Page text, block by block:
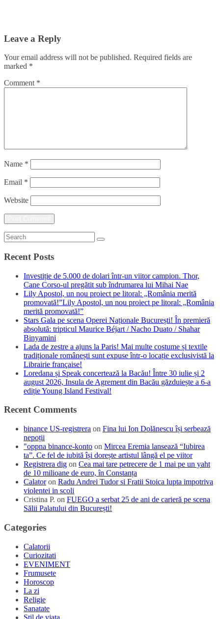
Leave a Reply
Your email address will not be published. Required fields are
marked *
Comment *
Name *
Email *
Website
Recent Posts
Investiție de 5.000 de dolari într-un viitor campion. Thor,
Cane Corso-ul pregătit sub îndrumarea lui Mihai Nae
Lily Apostol, un nou proiect pe litoral: „România merită
promovată!”Lily Apostol, un nou proiect pe litoral: „România
merită promovată!”
Stars Gala pe scena Operei Naționale București! În premieră
absolută: tripticul Maurice Béjart / Nacho Duato / Shahar
Binyamini
Lada de zestre a ajuns la Paris! Mai multe costume și textile
tradiționale românești sunt expuse într-o locație exclusivistă la
Librairie française!
Loredana și Speak concertează la Bacău! Între 30 iulie și 2
august 2026, Insula de Agrement din Bacău găzduiește a 6-a
ediție Young Island Festival!
Recent Comments
binance US-registrera on Fina lui Ion Dolănescu își serbează
nepoții
"oppna binance-konto on Mircea Eremia lansează “Iubirea
ta”. Ce fel de iubită își dorește artistul lângă el pe viitor
Registrera dig on Cea mai tare petrecere de 1 mai pe un yaht
de 10 milioane de euro, în Constanța
Calatoron Radu Andrei Tudor si Fratii Stoica lupta impotriva
violentei in scoli
Cristina P. on FUEGO a serbat 25 de ani de carieră pe scena
Sălii Palatului din București!
Categories
Calatorii
Curiozitati
EVENIMENT
Frumusete
Horoscop
La zi
Religie
Sanatate
Stil de viata